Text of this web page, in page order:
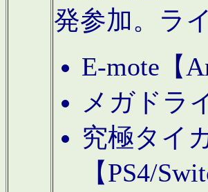
発参加。ラ
E-mote【
メガドラ
究極タイ
【PS4/